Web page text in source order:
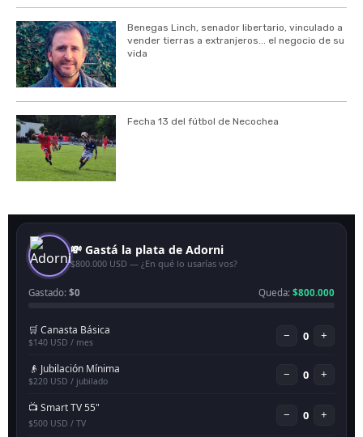
Benegas Linch, senador libertario, vinculado a
vender tierras a extranjeros... el negocio de su
vida
Fecha 13 del fútbol de Necochea